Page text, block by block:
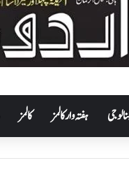
ہفتہ وار کالمز کالمز